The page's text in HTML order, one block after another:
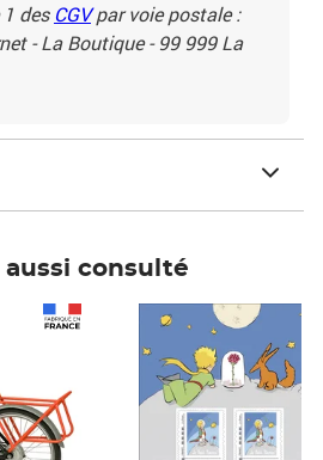
des CGVpar voie postale :
- La Boutique - 99 999 La
consulté
Prix 7,50€